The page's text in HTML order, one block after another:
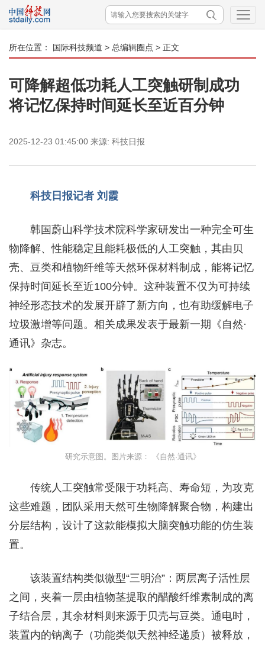
所在位置： 国际科技频道 > 总编辑圈点 > 正文
可降解超低功耗人工突触研制成功
将记忆保持时间延长至近百分钟
2025-12-23 01:45:00 来源: 科技日报
科技日报记者 刘霞
韩国蔚山科学技术院科学家研发出一种完全可生
物降解、性能稳定且能耗极低的人工突触，其由贝
壳、豆类和植物纤维等天然环保材料制成，能将记忆
保持时间延长至近100分钟。这种装置不仅为可持续
神经形态技术的发展开辟了新方向，也有助缓解电子
垃圾激增等问题。相关成果发表于最新一期《自然·
通讯》杂志。
研究示意图。图片来源： 《自然·通讯》
传统人工突触常受限于功耗高、寿命短，为攻克
这些难题，团队采用天然可生物降解聚合物，构建出
分层结构，设计了这款能模拟大脑突触功能的仿生装
置。
该装置结构类似微型“三明治”：两层离子活性层
之间，夹着一层由植物茎提取的醋酸纤维素制成的离
子结合层，其余材料则来源于贝壳与豆类。通电时，
装置内的钠离子（功能类似天然神经递质）被释放，